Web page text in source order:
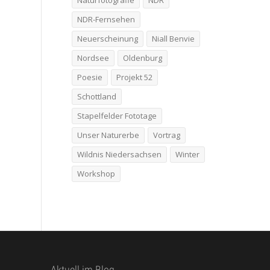
NDR-Fernsehen
Neuerscheinung
Niall Benvie
Nordsee
Oldenburg
Poesie
Projekt 52
Schottland
Stapelfelder Fototage
Unser Naturerbe
Vortrag
Wildnis Niedersachsen
Winter
Workshop